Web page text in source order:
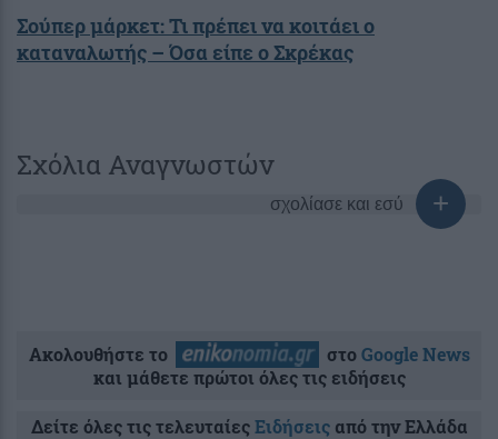
Σούπερ μάρκετ: Τι πρέπει να κοιτάει ο
καταναλωτής – Όσα είπε ο Σκρέκας
Σχόλια Αναγνωστών
σχολίασε και εσύ
Ακολουθήστε το στοGoogle News
και μάθετε πρώτοι όλες τις ειδήσεις
Δείτε όλες τις τελευταίεςΕιδήσειςαπό την Ελλάδα